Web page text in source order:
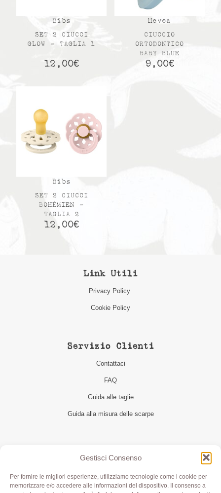
Gestisci Consenso
Per fornire le migliori esperienze, utilizziamo tecnologie come i cookie per
memorizzare e/o accedere alle informazioni del dispositivo. Il consenso a
Bibs
SET 2 CIUCCI
GLOW – TAGLIA 1
12,00€
Hevea
CIUCCIO
ORTODONTICO
BABY BLUE
9,00€
Bibs
SET 2 CIUCCI
BOHÉMIEN –
TAGLIA 2
12,00€
Link Utili
Privacy Policy
Cookie Policy
Servizio Clienti
Contattaci
FAQ
Guida alle taglie
Guida alla misura delle scarpe
Seguici